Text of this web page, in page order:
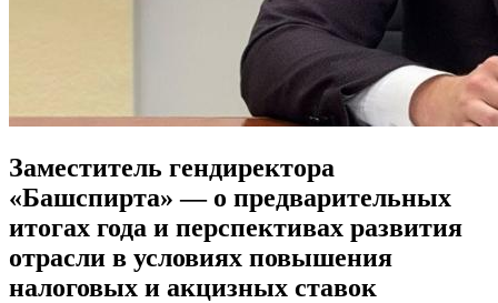
Заместитель гендиректора
«Башспирта» — о предварительных
итогах года и перспективах развития
отрасли в условиях повышения
налоговых и акцизных ставок